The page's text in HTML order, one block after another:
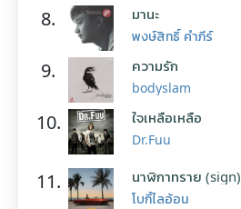
8. มานะ
พงษ์สิทธิ์ คำภีร์
9. ความรัก
bodyslam
10. ใจเหลือเหลือ
Dr.Fuu
11. นาฬิกาทราย (sign)
โบกี้ไลอ้อน